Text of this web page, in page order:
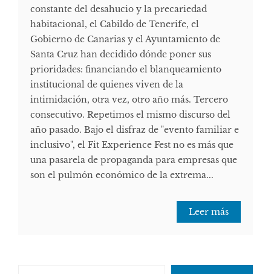
constante del desahucio y la precariedad
habitacional, el Cabildo de Tenerife, el
Gobierno de Canarias y el Ayuntamiento de
Santa Cruz han decidido dónde poner sus
prioridades: financiando el blanqueamiento
institucional de quienes viven de la
intimidación, otra vez, otro año más. Tercero
consecutivo. Repetimos el mismo discurso del
año pasado. Bajo el disfraz de "evento familiar e
inclusivo", el Fit Experience Fest no es más que
una pasarela de propaganda para empresas que
son el pulmón económico de la extrema...
Leer más